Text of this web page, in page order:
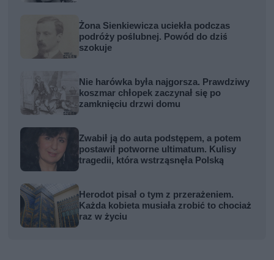
Żona Sienkiewicza uciekła podczas
podróży poślubnej. Powód do dziś
szokuje
Nie harówka była najgorsza. Prawdziwy
koszmar chłopek zaczynał się po
zamknięciu drzwi domu
Zwabił ją do auta podstępem, a potem
postawił potworne ultimatum. Kulisy
tragedii, która wstrząsnęła Polską
Herodot pisał o tym z przerażeniem.
Każda kobieta musiała zrobić to chociaż
raz w życiu